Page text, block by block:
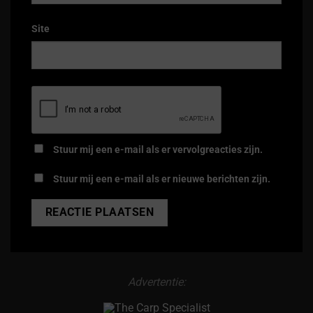
Site
Stuur mij een e-mail als er vervolgreacties zijn.
Stuur mij een e-mail als er nieuwe berichten zijn.
Advertentie: